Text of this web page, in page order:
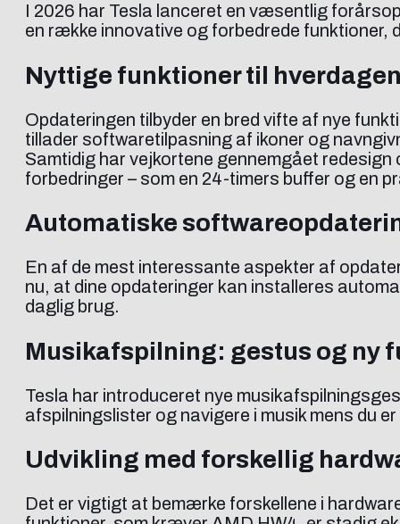
I 2026 har Tesla lanceret en væsentlig
en række innovative og forbedrede funktioner,
Nyttige funktioner til
Opdateringen tilbyder en bred vifte af nye
tillader softwaretilpasning af ikoner og
Samtidig har vejkortene gennemgået
forbedringer – som en 24-timers buffer og en
Automatiske
En af de mest interessante aspekter af
nu, at dine opdateringer kan installeres
daglig brug.
Musikafspilning: gestus og ny
Tesla har introduceret nye
afspilningslister og navigere i musik mens du
Udvikling med forskellig
Det er vigtigt at bemærke forskellene i